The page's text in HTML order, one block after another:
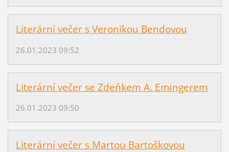
Literární večer s Veronikou Bendovou
26.01.2023 09:52
Literární večer se Zdeňkem A. Emingerem
26.01.2023 09:50
Literární večer s Martou Bartoškovou